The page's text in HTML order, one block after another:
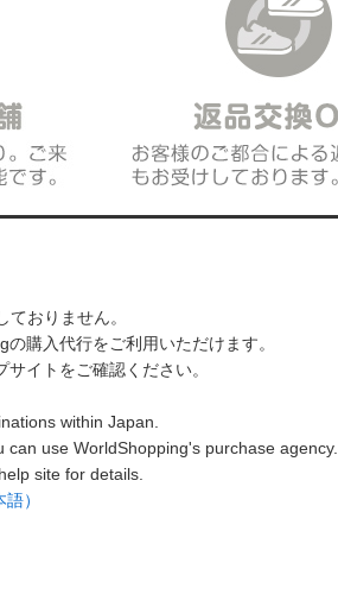
おりません。
購入代行をご利用いただけます。
イトをご確認ください。
within Japan.
use WorldShopping's purchase agency.
site for details.
）